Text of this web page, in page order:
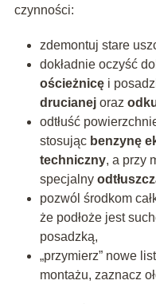
czynności:
zdemontuj stare
dokładnie oczyść
ościeżnicęi
drucianejoraz
odtłuść
stosując benzynę
techniczny, a przy
specjalny
pozwól środkom
że podłoże jest
posadzką,
„przymierz” nowe
montażu, zaznacz